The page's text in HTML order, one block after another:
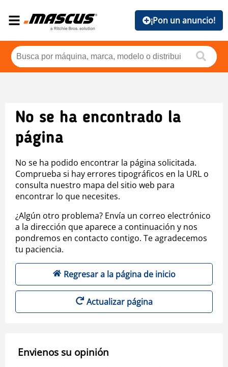
¡Pon un anuncio!
No se ha encontrado la
página
No se ha podido encontrar la página solicitada.
Comprueba si hay errores tipográficos en la URL o
consulta nuestro mapa del sitio web para
encontrar lo que necesites.
¿Algún otro problema? Envía un correo electrónico
a la dirección que aparece a continuación y nos
pondremos en contacto contigo. Te agradecemos
tu paciencia.
Regresar a la página de inicio
Actualizar página
Envienos su opinión